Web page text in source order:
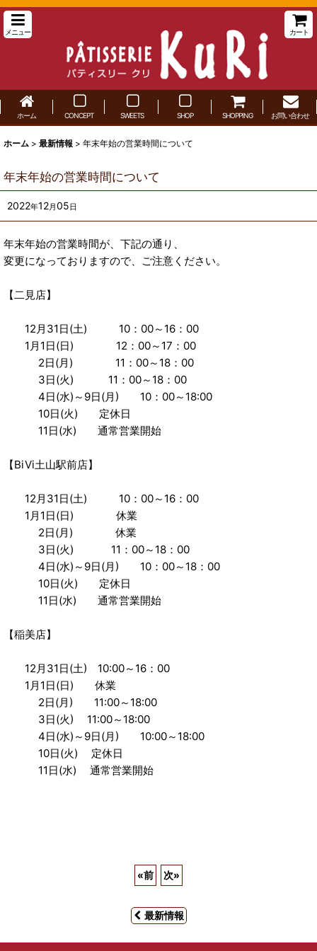
メニュー カート
ホーム CONCEPT SWEETS SHOP SHOPPING お問い合わせ
ホーム > 最新情報 > 年末年始の営業時間について
年末年始の営業時間について
2022年12月05日
年末年始の営業時間が、下記の通り、
変更になっておりますので、ご注意ください。
【二見店】
12月31日(土) 10：00～16：00
1月1日(日) 12：00～17：00
2日(月) 11：00～18：00
3日(火) 11：00～18：00
4日(水)～9日(月) 10：00～18:00
10日(火) 定休日
11日(水) 通常営業開始
【BiVi土山駅前店】
12月31日(土) 10：00～16：00
1月1日(日) 休業
2日(月) 休業
3日(火) 11：00～18：00
4日(水)～9日(月) 10：00～18：00
10日(火) 定休日
11日(水) 通常営業開始
【稲美店】
12月31日(土) 10:00～16：00
1月1日(日) 休業
2日(月) 11:00～18:00
3日(火) 11:00～18:00
4日(水)～9日(月) 10:00～18:00
10日(火) 定休日
11日(水) 通常営業開始
«前 次»
最新情報